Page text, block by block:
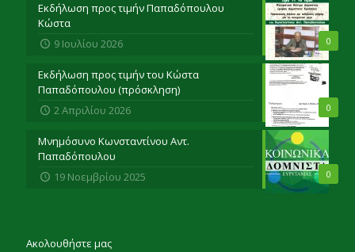
0
Εκδήλωση προς τιμήν Παπαδόπουλου
Κώστα
9 Ιουλίου 2026
0
Εκδήλωση προς τιμήν του Κώστα
Παπαδόπουλου (πρόσκληση)
2 Απριλίου 2026
0
Μνημόσυνο Κωνσταντίνου Αντ.
Παπαδόπουλου
19 Νοεμβρίου 2025
Ακολουθήστε μας